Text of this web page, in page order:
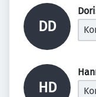
DD
HD